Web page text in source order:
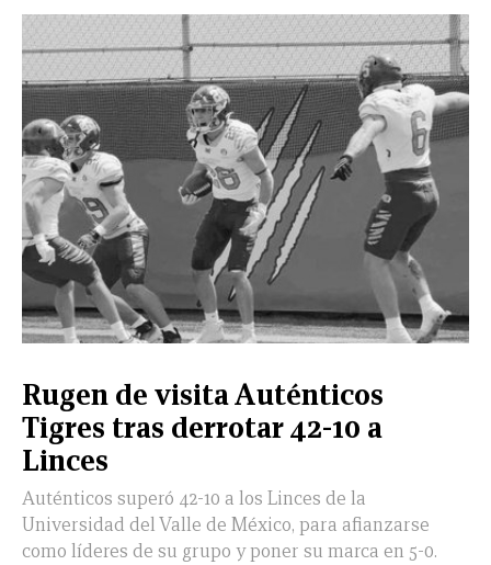
Rugen de visita Auténticos
Tigres tras derrotar 42-10 a
Linces
Auténticos superó 42-10 a los Linces de la
Universidad del Valle de México, para afianzarse
como líderes de su grupo y poner su marca en 5-0.